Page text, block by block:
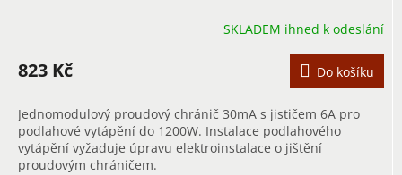
SKLADEM ihned k odeslání
823 Kč Do košíku
Jednomodulový proudový chránič 30mA s jističem 6A pro
podlahové vytápění do 1200W. Instalace podlahového
vytápění vyžaduje úpravu elektroinstalace o jištění
proudovým chráničem.